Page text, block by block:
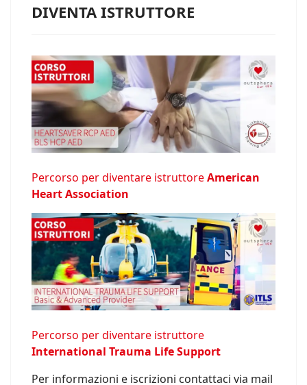
DIVENTA ISTRUTTORE
Percorso per diventare istruttoreAmerican
Heart Association
Percorso per diventare istruttore
International Trauma Life Support
Per informazioni e iscrizioni contattaci via mail